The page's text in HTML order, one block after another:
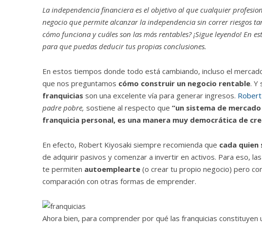
La independencia financiera es el objetivo al que cualquier
negocio que permite alcanzar la independencia sin correr riesgos
cómo funciona y cuáles son las más rentables? ¡Sigue leyendo! En
para que puedas deducir tus propias conclusiones.
En estos tiempos donde todo está cambiando, incluso el
que nos preguntamos cómo construir un negocio rentable. Y
franquicias son una excelente vía para generar ingresos.
padre pobre, sostiene al respecto que “un sistema de
franquicia personal, es una manera muy democrática de
En efecto, Robert Kiyosaki siempre recomienda que cada quien
de adquirir pasivos y comenzar a invertir en activos. Para eso,
te permiten autoemplearte (o crear tu propio negocio) pero
comparación con otras formas de emprender.
Ahora bien, para comprender por qué las franquicias